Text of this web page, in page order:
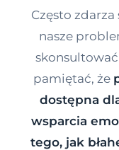
Dawka wiedzy
Dla specjalistów
Kontakt
Często zdarza
nasze
pamiętać, że
dostępna
wsparcia
tego, jak